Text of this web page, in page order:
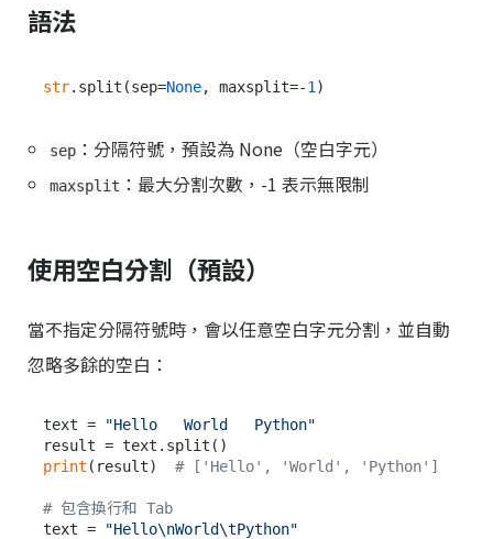
語法
str.split(sep=None, maxsplit=-1
sep ：分隔符號，預設為 None（空白字元）
maxsplit ：最大分割次數，-1 表示無限制
使用空白分割（預設）
當不指定分隔符號時，會以任意空白字元分割，並自動
忽略多餘的空白：
text =
"Hello   World   Python"
print (result) # ['Hello', 'World', 'Python']
# 包含換行和 Tab
text =
"Hello\nWorld\tPython"